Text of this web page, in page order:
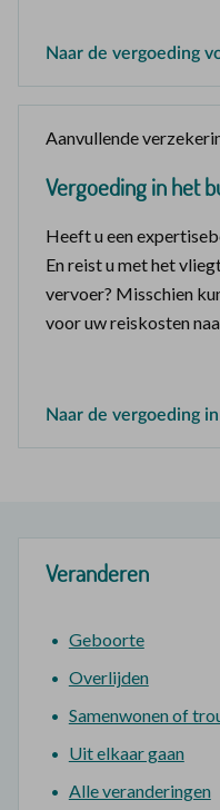
Naar de vergoeding
Aanvullende
Vergoeding in het
Heeft u een
En reist u met het
vervoer? Misschien
voor uw reiskosten
Naar de vergoeding
Veranderen
Geboorte
Overlijden
Samenwonen of
Uit elkaar gaan
Alle veranderingen